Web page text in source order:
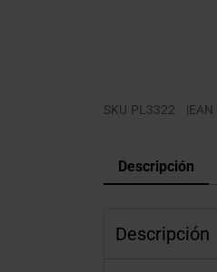
SKU PL3322 |EAN
Descripción
Descripción